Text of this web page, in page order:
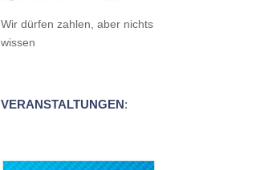
Wir dürfen zahlen, aber nichts
wissen
VERANSTALTUNGEN: